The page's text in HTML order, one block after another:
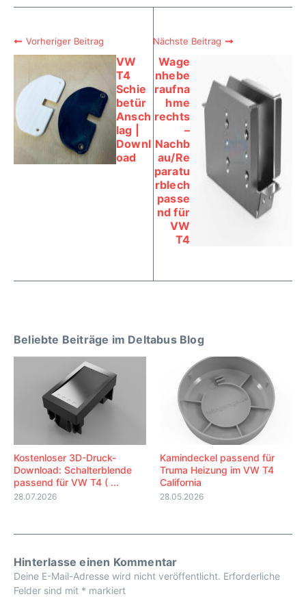
Vorheriger Beitrag
VW
T4
Schie
betür
Ansch
lag |
Downl
oad
Nächste Beitrag
Wage
nhebe
raufna
hme
rechts
–
Nachb
au/Re
paratu
rblech
passe
nd für
VW
T4
Beliebte Beiträge im Deltabus Blog
Kostenloser 3D-Druck-
Download: Schalterblende
passend für VW T4 ( ...
28.07.2026
Kamindeckel passend für
Truma Heizung im VW T4
California
28.05.2026
Hinterlasse einen Kommentar
Deine E-Mail-Adresse wird nicht veröffentlicht. Erforderliche
Felder sind mit * markiert